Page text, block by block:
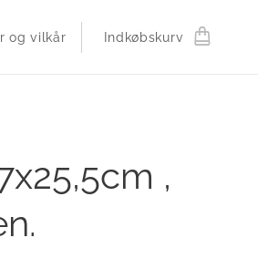
og vilkår Indkøbskurv
,